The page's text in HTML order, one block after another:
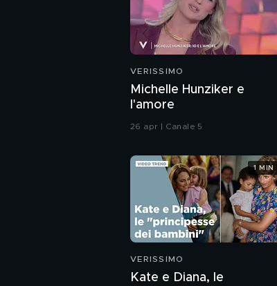
VERISSIMO
Michelle Hunziker e
l'amore
26 apr | Canale 5
VERISSIMO
Kate e Diana, le
1 MIN